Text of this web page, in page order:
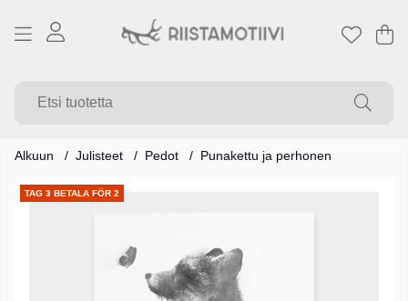
.
Alkuun Julisteet Pedot Punakettu ja perhonen
TAG 3 BETALA FÖR 2
Tuotekuvat